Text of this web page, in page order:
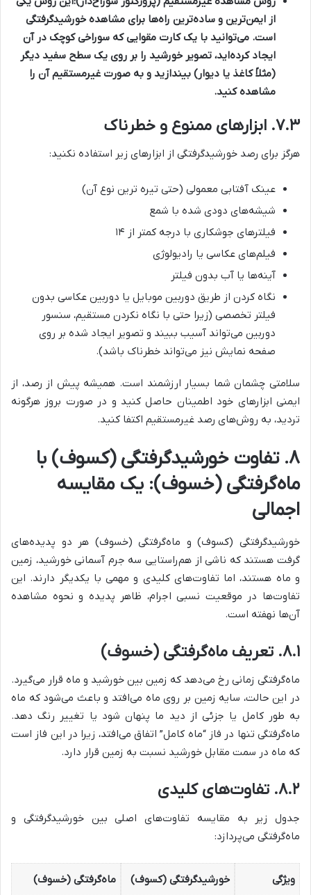
از ایمن‌ترین و ساده‌ترین راه‌ها برای مشاهده خورشیدگرفتگی
است. می‌توانید با یک کارت مقوایی که سوراخی کوچک در آن
ایجاد کرده‌اید، تصویر خورشید را بر روی یک سطح سفید دیگر
(مثلاً کاغذ یا دیوار) بیندازید و به صورت غیرمستقیم آن را
مشاهده کنید.
۷.۳. ابزارهای ممنوع و خطرناک
هرگز برای رصد خورشیدگرفتگی از ابزارهای زیر استفاده نکنید:
عینک آفتابی معمولی (حتی تیره ترین نوع آن)
شیشه‌های دودی شده با شمع
فیلترهای جوشکاری با درجه کمتر از ۱۴
فیلم‌های عکاسی یا رادیولوژی
آینه‌ها یا آب بدون فیلتر
نگاه کردن از طریق دوربین موبایل یا دوربین عکاسی بدون
فیلتر تخصصی (زیرا حتی با نگاه نکردن مستقیم، سنسور
دوربین می‌تواند آسیب ببیند و تصویر ایجاد شده بر روی
صفحه نمایش نیز می‌تواند خطرناک باشد).
سلامتی چشمان شما بسیار ارزشمند است. همیشه پیش از رصد، از
ایمنی ابزارهای خود اطمینان حاصل کنید و در صورت بروز هرگونه
تردید، به روش‌های رصد غیرمستقیم اکتفا کنید.
۸. تفاوت خورشیدگرفتگی (کسوف) با
ماه‌گرفتگی (خسوف): یک مقایسه
اجمالی
خورشیدگرفتگی (کسوف) و ماه‌گرفتگی (خسوف) هر دو پدیده‌های
گرفت هستند که ناشی از هم‌راستایی سه جرم آسمانی خورشید، زمین
و ماه هستند، اما تفاوت‌های کلیدی و مهمی با یکدیگر دارند. این
تفاوت‌ها در موقعیت نسبی اجرام، ظاهر پدیده و نحوه مشاهده
آن‌ها نهفته است.
۸.۱. تعریف ماه‌گرفتگی (خسوف)
ماه‌گرفتگی زمانی رخ می‌دهد که زمین بین خورشید و ماه قرار می‌گیرد.
در این حالت، سایه زمین بر روی ماه می‌افتد و باعث می‌شود که ماه
به طور کامل یا جزئی از دید ما پنهان شود یا تغییر رنگ دهد.
ماه‌گرفتگی تنها در فاز “ماه کامل” اتفاق می‌افتد، زیرا در این فاز است
که ماه در سمت مقابل خورشید نسبت به زمین قرار دارد.
۸.۲. تفاوت‌های کلیدی
جدول زیر به مقایسه تفاوت‌های اصلی بین خورشیدگرفتگی و
ماه‌گرفتگی می‌پردازد:
ویژگی خورشیدگرفتگی (کسوف) ماه‌گرفتگی (خسوف)